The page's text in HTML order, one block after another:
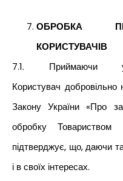
ОБРОБКА
КОРИСТУВАЧІВ
7.1. Приймаючи
Користувач
Закону України «Про
обробку
підтверджує, що, даючи
і в своїх інтересах.